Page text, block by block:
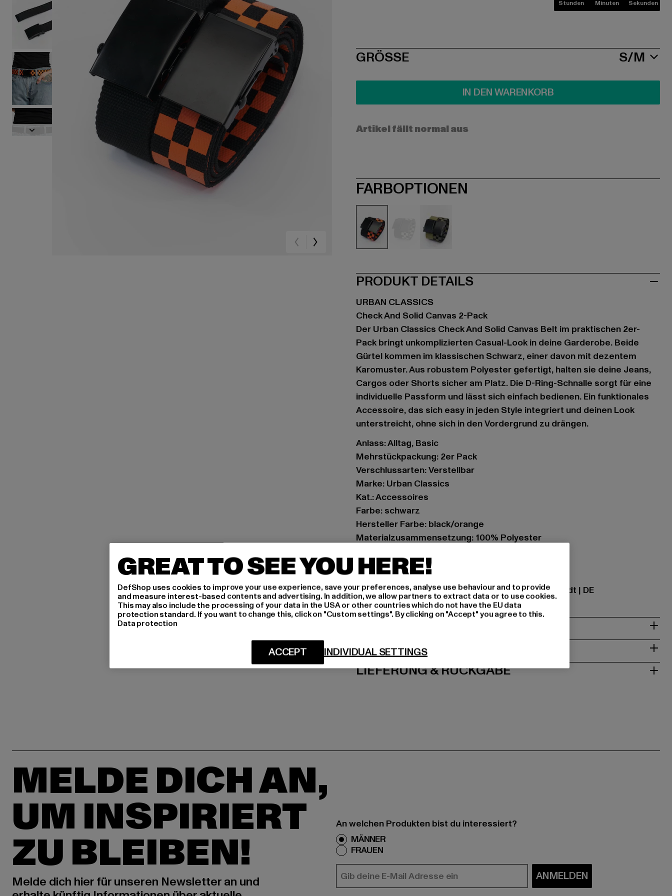
Stunden Minuten Sekunden
SIZE
GRÖSSE S/M
IN DEN WARENKORB
Artikel fällt normal aus
FARBOPTIONEN
PRODUKT DETAILS
URBAN CLASSICS
Check And Solid Canvas 2-Pack
Der Urban Classics Check And Solid Canvas Belt im praktischen 2er-
Pack bringt unkomplizierten Casual-Look in deine Garderobe. Beide
Gürtel kommen im klassischen Schwarz, einer davon mit dezentem
Karomuster. Aus robustem Polyester gefertigt, halten sie deine Jeans,
Cargos oder Shorts sicher am Platz. Die D-Ring-Schnalle sorgt für eine
individuelle Passform und lässt sich einfach bedienen. Ein funktionales
Accessoire, das sich easy in jeden Style integriert und deinen Look
unterstreicht, ohne sich in den Vordergrund zu drängen.
Anlass: Alltag, Basic
Mehrstückpackung: 2er Pack
Verschlussarten: Verstellbar
Marke: Urban Classics
Kat.: Accessoires
Farbe: schwarz
Hersteller Farbe: black/orange
Materialzusammensetzung: 100% Polyester
Hersteller: TB International GmbH |
Dr.-Robert-Murjahn-Straße 7 | 64372 Ober-Ramstadt | DE
PFLEGEHINWEISE
LIEFERUNG & RÜCKGABE
MELDE DICH AN,
UM INSPIRIERT
ZU BLEIBEN!
Melde dich hier für unseren Newsletter an und
An welchen Produkten bist du interessiert?
MÄNNER
FRAUEN
E-MAIL ANMELDEN
GREAT TO SEE YOU HERE!
DefShop uses cookies to improve your use experience, save your preferences, analyse use behaviour and to provide
and measure interest-based contents and advertising. In addition, we allow partners to extract data or to use cookies.
This may also include the processing of your data in the USA or other countries which do not have the EU data
protection standard. If you want to change this, click on "Custom settings". By clicking on "Accept" you agree to this.
Data protection
INDIVIDUAL SETTINGS
ACCEPT